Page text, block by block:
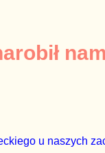
znowu dał się
się stało. Na kilka
do biur Solorza
u naszych